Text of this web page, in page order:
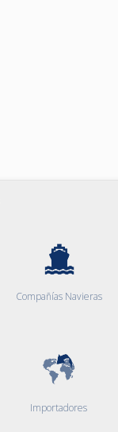
Compañías Navieras
Importadores